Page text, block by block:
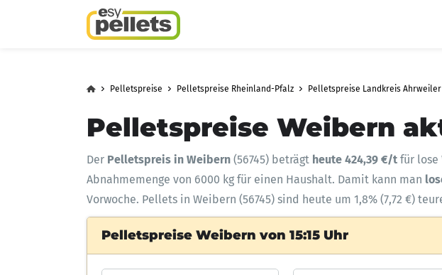
Pelletspreise Pelletspreise Rheinland-Pfalz Pelletspreise Landkreis Ahrweiler
Pelletspreise Weibern
Der Pelletspreis in Weibern (56745) beträgt heute 424,39 €/t für lose
Abnahmemenge von 6000 kg für einen Haushalt. Damit kann man
Vorwoche. Pellets in Weibern (56745) sind heute um 1,8% (7,72 €)
Pelletspreise Weibern von 15:15 Uhr